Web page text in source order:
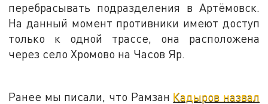
перебрасывать подразделения в Артёмовск.
На данный момент противники имеют доступ
только к одной трассе, она расположена
через село Хромово на Часов Яр.
Ранее мы писали, что Рамзан Кадыров назвал